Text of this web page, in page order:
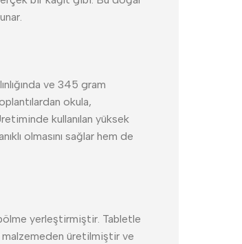
ve 345 gram
okula,
kullanılan yüksek
olmasını sağlar hem de
bölme yerleştirmiştir. Tabletle
üretilmiştir ve